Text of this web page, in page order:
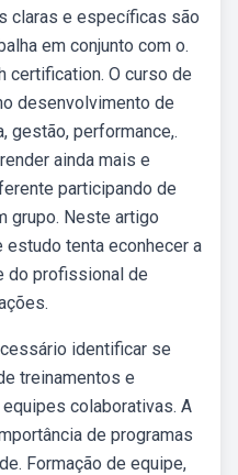
claras e específicas são
em conjunto com o.
certification. O curso de
desenvolvimento de
gestão, performance,.
ainda mais e
participando de
grupo. Neste artigo
tenta econhecer a
do profissional de
identificar se
treinamentos e
colaborativas. A
de programas
Formação de equipe,